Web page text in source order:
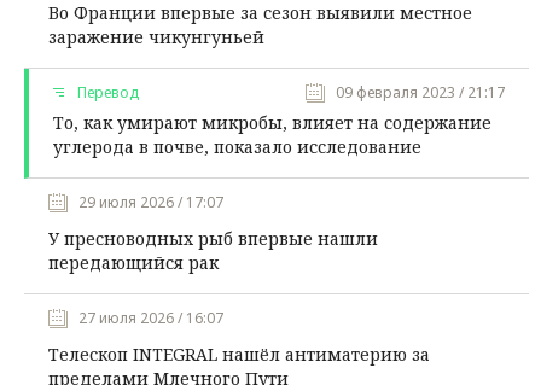
Во Франции впервые за сезон выявили местное
заражение чикунгуньей
Перевод 09 февраля 2023 / 21:17
То, как умирают микробы, влияет на содержание
углерода в почве, показало исследование
29 июля 2026 / 17:07
У пресноводных рыб впервые нашли
передающийся рак
27 июля 2026 / 16:07
Телескоп INTEGRAL нашёл антиматерию за
пределами Млечного Пути